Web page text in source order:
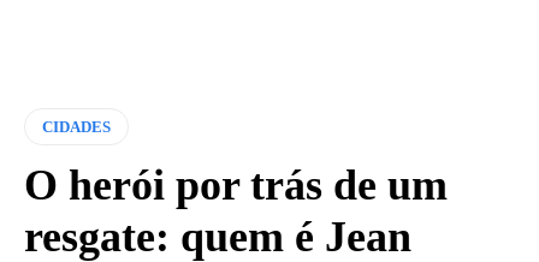
CIDADES
O herói por trás de um
resgate: quem é Jean